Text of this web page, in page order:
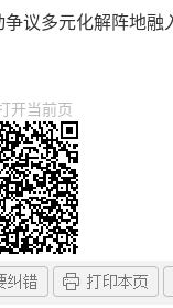
议多元化解阵地融
开当前页